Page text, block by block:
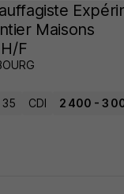
Maisons
F
CDI 2 400 - 3